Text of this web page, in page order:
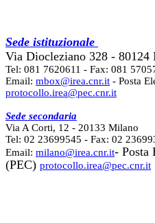
Sede istituzionale
Via Diocleziano 328 - 80124
Tel: 081 7620611 - Fax: 081
Email: mbox@irea.cnr.it - Posta
protocollo.irea@pec.cnr.it
Sede secondaria
Via A Corti, 12 - 20133 Milano
Tel: 02 23699545 - Fax: 02
Email: milano@irea.cnr.it- Posta
(PEC) protocollo.irea@pec.cnr.it